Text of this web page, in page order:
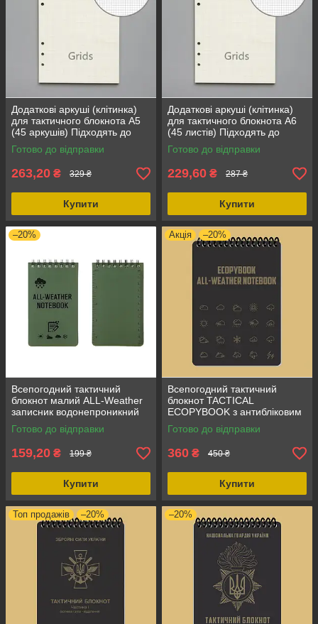
Додаткові аркуші (клітинка)
для тактичного блокнота А5
(45 аркушів) Підходять до
блокнота з 6 кільцями
Готово до відправки
263,20 ₴ 329 ₴
Купити
Додаткові аркуші (клітинка)
для тактичного блокнота А6
(45 листів) Підходять до
блокнота з 6 кільцями, білі
Готово до відправки
229,60 ₴ 287 ₴
Купити
–20%
Всепогодний тактичний
блокнот малий ALL-Weather
записник водонепроникний
50 аркушів в клітинку
Готово до відправки
159,20 ₴ 199 ₴
Купити
Акція –20%
Всепогодний тактичний
блокнот TACTICAL
ECOPYBOOK з антибліковим
транспортером та 14
сторінками в клітинку
Готово до відправки
360 ₴ 450 ₴
Купити
Топ продажів –20% –20%